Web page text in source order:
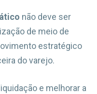
não deve ser
de meio de
estratégico
do varejo.
e melhorar a